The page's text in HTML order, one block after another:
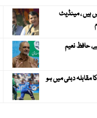
ہیں ، مینڈیٹ
جائے، حافظ نعیم
بھارت کا مقابلہ دبئی میں ہو